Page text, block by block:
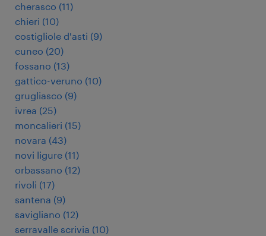
cherasco (11)
chieri (10)
costigliole d'asti (9)
cuneo (20)
fossano (13)
gattico-veruno (10)
grugliasco (9)
ivrea (25)
moncalieri (15)
novara (43)
novi ligure (11)
orbassano (12)
rivoli (17)
santena (9)
savigliano (12)
serravalle scrivia (10)